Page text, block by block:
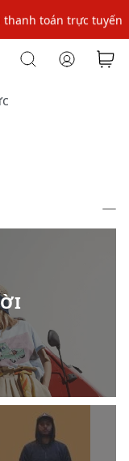
thanh toán trực tuyến
cho thành viên mới!
cho thành viên mới!